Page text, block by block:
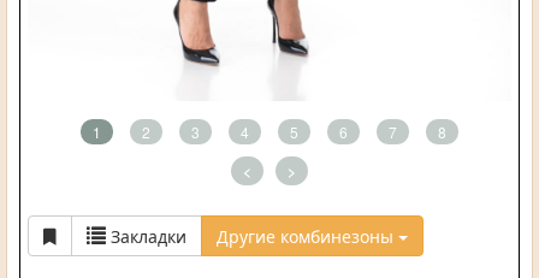
1 2 3 4 5 6 7 8
< >
Закладки Другие комбинезоны